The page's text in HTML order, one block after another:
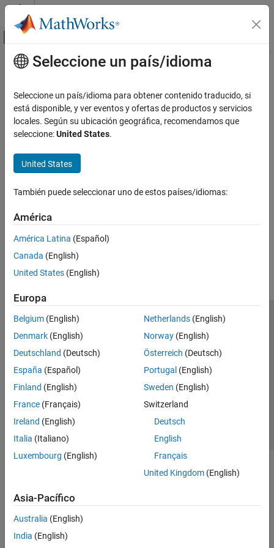
Saltar al contenido
Mostrar/ocultar menú de navegación
Inicio de Documentación
Contenido principal
How useful was this information?
Seleccione un país/idioma
Seleccione un país/idioma para obtener contenido traducido, si
está disponible, y ver eventos y ofertas de productos y servicios
locales. Según su ubicación geográfica, recomendamos que
seleccione:United States.
United States
También puede seleccionar uno de estos países/idiomas:
América
América Latina (Español)
Canada (English)
United States (English)
Europa
Belgium (English)
Denmark (English)
Deutschland (Deutsch)
España (Español)
Finland (English)
France (Français)
Ireland (English)
Italia (Italiano)
Luxembourg (English)
Netherlands(English)
Norway(English)
Österreich (Deutsch)
Portugal (English)
Sweden (English)
Switzerland
Deutsch
English
Français
United Kingdom(English)
Asia-Pacífico
Australia (English)
India (English)
Centro de confianza
Marcas comerciales
Política de privacidad
Antipiratería
Estado de las aplicaciones
Información de contacto
© 1994-2026 The MathWorks, Inc.